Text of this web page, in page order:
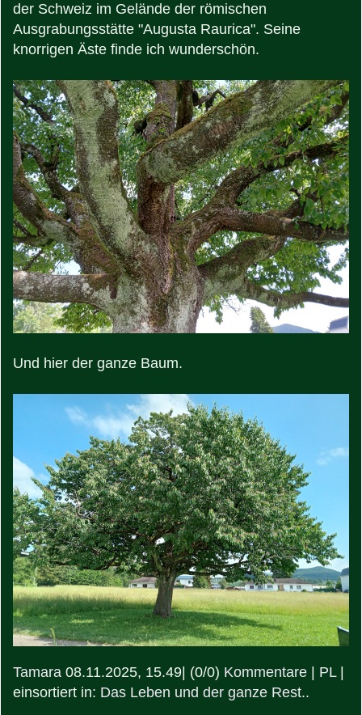
der Schweiz im Gelände der römischen
Ausgrabungsstätte "Augusta Raurica". Seine
knorrigen Äste finde ich wunderschön.
Und hier der ganze Baum.
Tamara 08.11.2025, 15.49| (0/0) Kommentare | PL|
einsortiert in: Das Leben und der ganze Rest..